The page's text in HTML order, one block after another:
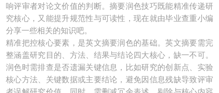
响评审者对论文价值的判断。摘要润色技巧既能精准传递研
究核心，又能提升规范性与可读性，现在就由毕业查重小编
分享一些相关的知识吧。
精准把控核心要素，是英文摘要润色的基础。英文摘要需完
整涵盖研究目的、方法、结果与结论四大核心，缺一不可。
润色时需排查是否遗漏关键信息，比如研究的创新点、实验
核心方法、关键数据或主要结论，避免因信息残缺导致评审